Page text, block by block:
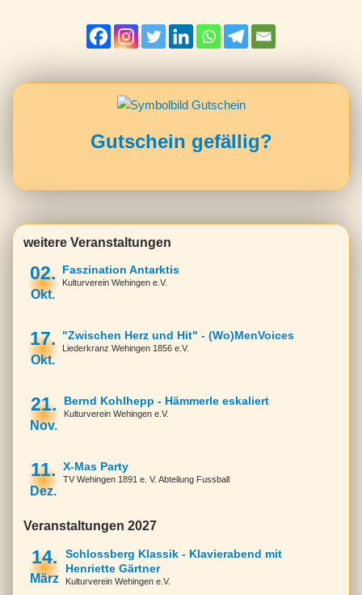
Gutschein gefällig?
weitere Veranstaltungen
02.
Okt.
Faszination Antarktis
Kulturverein Wehingen e.V.
17.
Okt.
"Zwischen Herz und Hit" - (Wo)MenVoices
Liederkranz Wehingen 1856 e.V.
21.
Nov.
Bernd Kohlhepp - Hämmerle eskaliert
Kulturverein Wehingen e.V.
11.
Dez.
X-Mas Party
TV Wehingen 1891 e. V. Abteilung Fussball
Veranstaltungen 2027
14.
März
Schlossberg Klassik - Klavierabend mit
Henriette Gärtner
Kulturverein Wehingen e.V.